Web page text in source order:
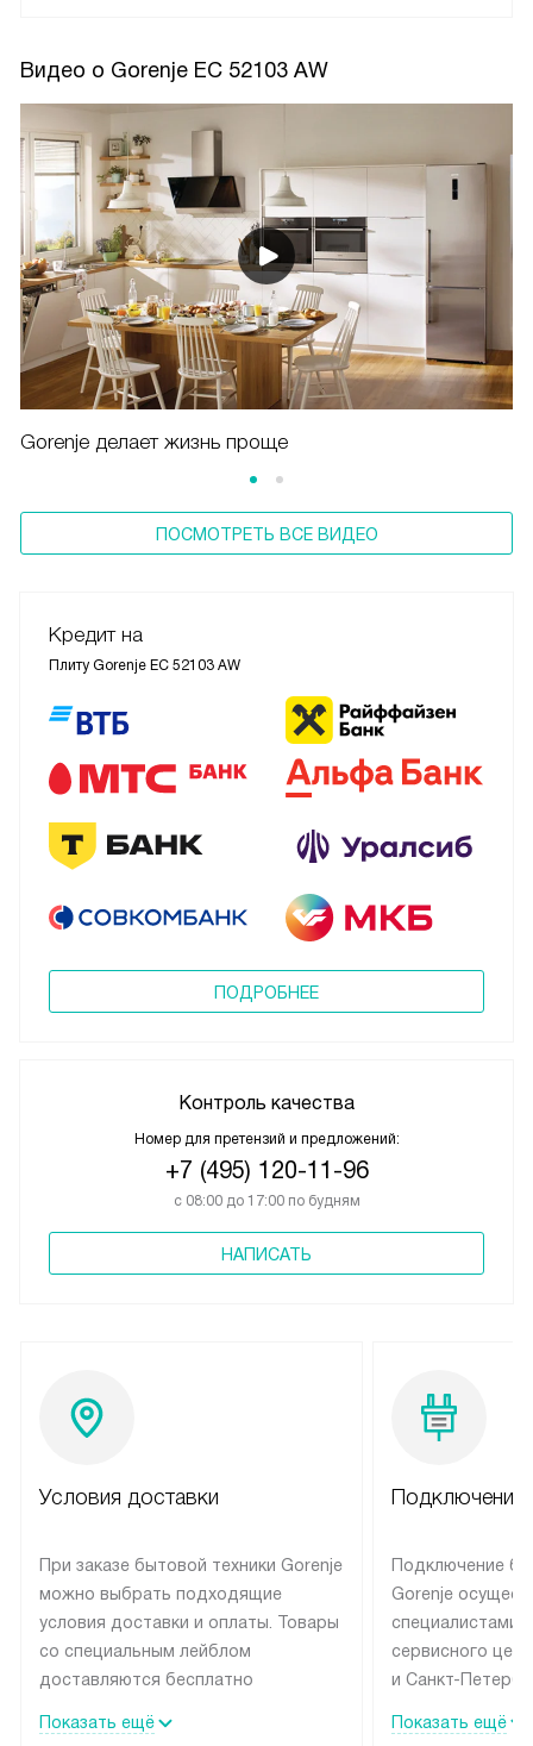
Видео о Gorenje EC 52103 AW
Gorenje делает жизнь проще
ПОСМОТРЕТЬ ВСЕ ВИДЕО
Кредит на
Плиту Gorenje EC 52103 AW
ПОДРОБНЕЕ
Контроль качества
Номер для претензий и предложений:
+7 (495) 120-11-96
с 08:00 до 17:00 по будням
НАПИСАТЬ
Условия доставки
При заказе бытовой техники Gorenje
можно выбрать подходящие
условия доставки и оплаты. Товары
со специальным лейблом
доставляются бесплатно
до подъезда, выезд за МКАД
Показать ещё
Подключение
Подключение
Gorenje
специалистами
сервисного
и Санкт-
подключается
Показать ещё